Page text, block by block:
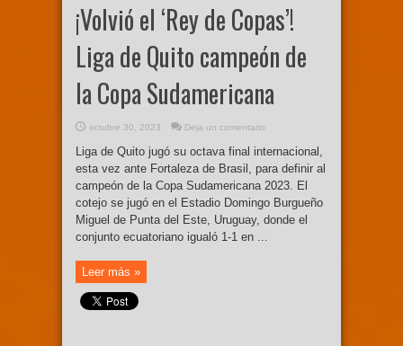
¡Volvió el ‘Rey de Copas’!
Liga de Quito campeón de
la Copa Sudamericana
octubre 30, 2023 Deja un comentario
Liga de Quito jugó su octava final internacional,
esta vez ante Fortaleza de Brasil, para definir al
campeón de la Copa Sudamericana 2023. El
cotejo se jugó en el Estadio Domingo Burgueño
Miguel de Punta del Este, Uruguay, donde el
conjunto ecuatoriano igualó 1-1 en ...
Leer más »